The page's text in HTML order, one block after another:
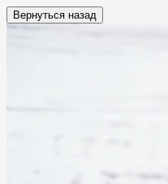
Вернуться назад